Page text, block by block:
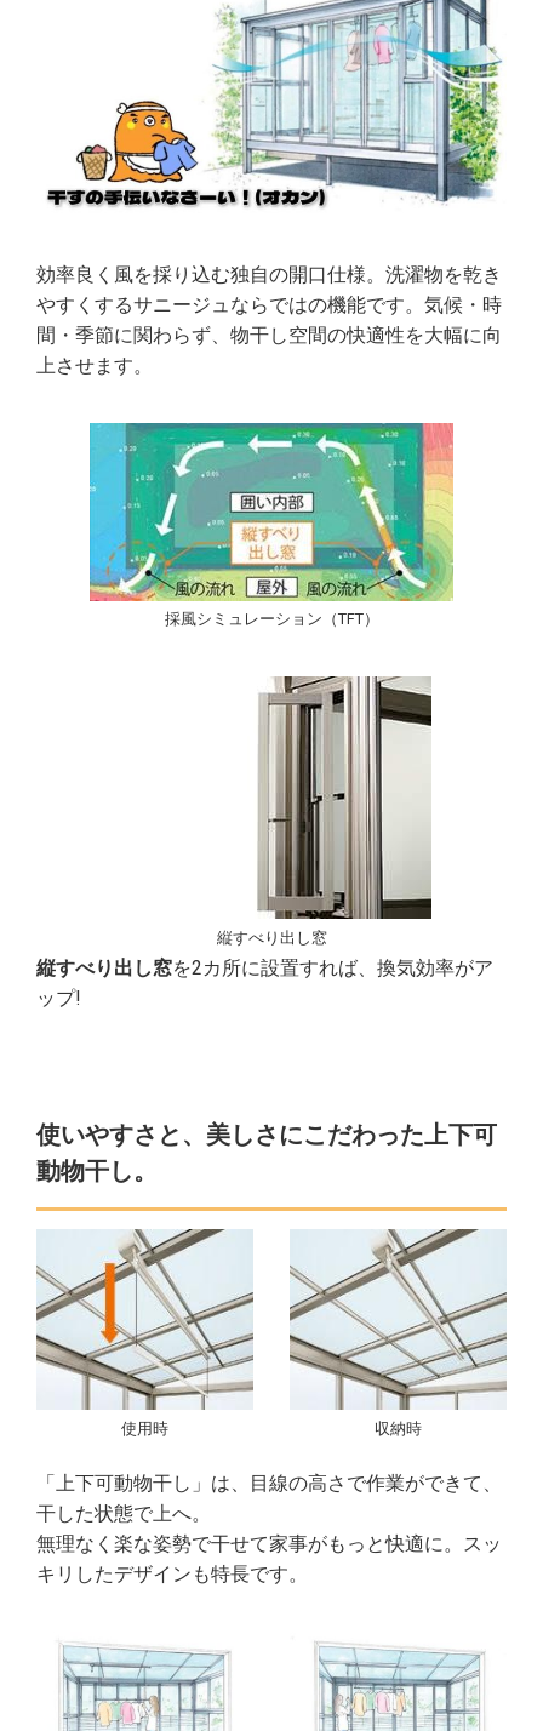
効率良く風を採り込む独自の開口仕様。洗濯物を乾き
やすくするサニージュならではの機能です。気候・時
間・季節に関わらず、物干し空間の快適性を大幅に向
上させます。
採風シミュレーション（TFT）
縦すべり出し窓
縦すべり出し窓を2カ所に設置すれば、換気効率がア
ップ!
使いやすさと、美しさにこだわった上下可
動物干し。
使用時 収納時
「上下可動物干し」は、目線の高さで作業ができて、
干した状態で上へ。
無理なく楽な姿勢で干せて家事がもっと快適に。スッ
キリしたデザインも特長です。